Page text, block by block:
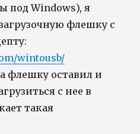
под Windows), я
флешку с
wintousb/
флешку оставил и
с нее в
такая